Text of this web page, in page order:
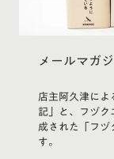
メールマガ
店主阿久津によ
記」と、フヅク
成された「フヅ
す。